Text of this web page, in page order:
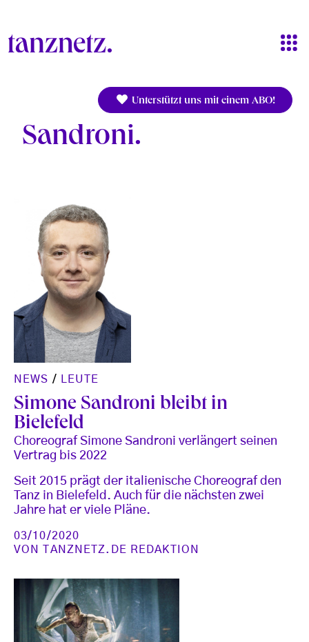
Unterstützt uns mit einem ABO!
Sandroni
NEWS / LEUTE
Simone Sandroni bleibt in
Bielefeld
Choreograf Simone Sandroni verlängert seinen
Vertrag bis 2022
Seit 2015 prägt der italienische Choreograf den
Tanz in Bielefeld. Auch für die nächsten zwei
Jahre hat er viele Pläne.
03/10/2020
VON
TANZNETZ.DE REDAKTION